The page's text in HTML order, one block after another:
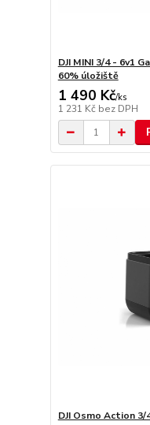
DJI MINI 3/4 - 6v1
60% úložiště
1 490 Kč/ks
1 231 Kč bez DPH
DJI Osmo Action